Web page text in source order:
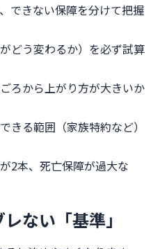
できない保障を分けて把握
どう変わるか）を必ず試算
ろから上がり方が大きいか
きる範囲（家族特約など）
2本、死亡保障が過大な
ない「基準」